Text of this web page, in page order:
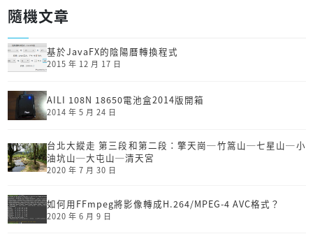
隨機文章
基於JavaFX的陰陽曆轉換程式
2015 年 12 月 17 日
AILI 108N 18650電池盒2014版開箱
2014 年 5 月 24 日
台北大縱走 第三段和第二段：擎天崗─竹篙山─七星山─小
油坑山─大屯山─清天宮
2020 年 7 月 30 日
如何用FFmpeg將影像轉成H.264/MPEG-4 AVC格式？
2020 年 6 月 9 日